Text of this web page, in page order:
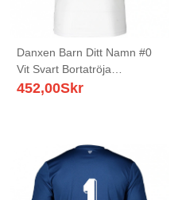
Danxen Barn Ditt Namn #0
Vit Svart Bortatröja
Matchtröjor 2025/26 Tröjor
452,00Skr